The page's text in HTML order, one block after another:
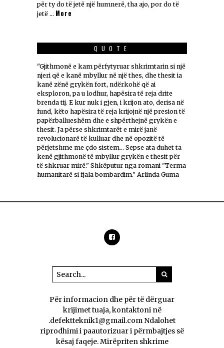
për ty do të jetë një humnerë, tha ajo, por do të
jetë … More
QUOTE
"Gjithmonë e kam përfytyruar shkrimtarin si një
njeri që e kanë mbyllur në një thes, dhe thesit ia
kanë zënë grykën fort, ndërkohë që ai
eksploron, pa u lodhur, hapësira të reja drite
brenda tij. E kur nuk i gjen, i krijon ato, derisa në
fund, këto hapësira të reja krijojnë një presion të
papërballueshëm dhe e shpërthejnë grykën e
thesit. Ja përse shkrimtarët e mirë janë
revolucionarë të kulluar dhe në opozitë të
përjetshme me çdo sistem... Sepse ata duhet ta
kenë gjithmonë të mbyllur grykën e thesit për
të shkruar mirë." Shkëputur nga romani "Terma
humanitarë si fjala bombardim." Arlinda Guma
Për informacion dhe për të dërguar
krijimet tuaja, kontaktoni në
.defektteknik1@gmail.com Ndalohet
riprodhimi i paautorizuar i përmbajtjes së
kësaj faqeje. Mirëpriten shkrime